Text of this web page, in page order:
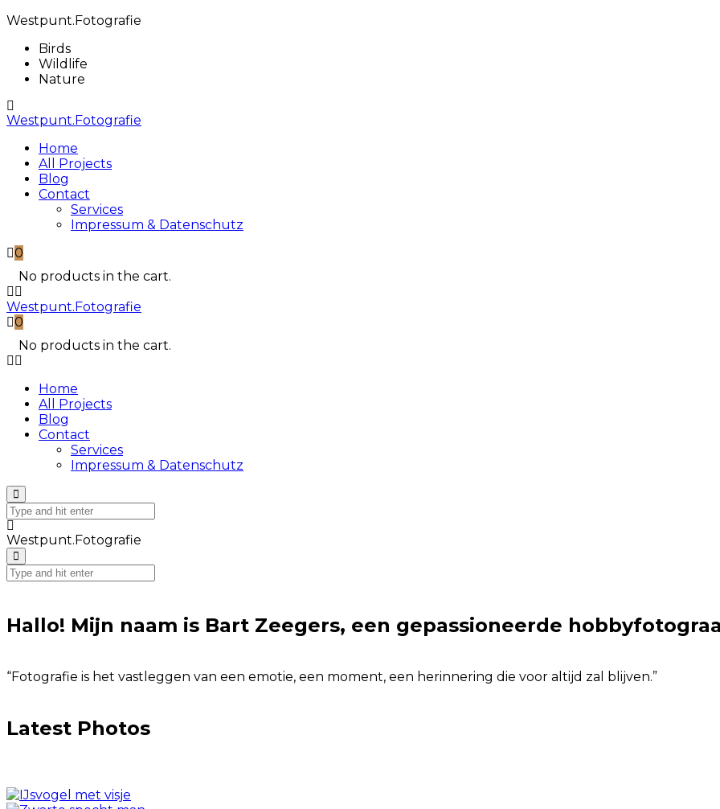
Westpunt.Fotografie
Birds
Wildlife
Nature
Westpunt.Fotografie
Home
All Projects
Blog
Contact
Services
Impressum & Datenschutz
0
No products in the cart.
Westpunt.Fotografie
0
No products in the cart.
Home
All Projects
Blog
Contact
Services
Impressum & Datenschutz
Westpunt.Fotografie
Hallo! Mijn naam is Bart Zeegers, een gepassioneerde
“Fotografie is het vastleggen van een emotie, een moment, een herinnering die voor altijd zal blijven.”
Latest Photos